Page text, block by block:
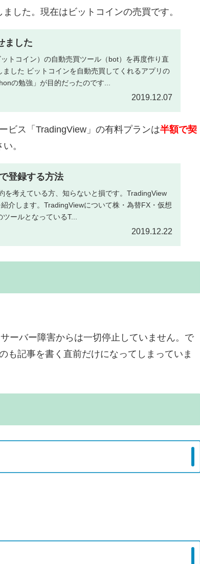
した。現在はビットコインの売買です。
ました
トコイン）の自動売買ツール（bot）を再度作り直
ました ビットコインを自動売買してくれるアプリの
の勉強」が目的だったのです...
2019.12.07
ビス「TradingView」の有料プランは半額で契
。
登録する方法
を考えている方、知らないと損です。TradingView
介します。TradingViewについて株・為替FX・仮想
ールとなっているT...
2019.12.22
ーバー障害からは一切停止していません。で
も記事を書く直前だけになってしまっていま